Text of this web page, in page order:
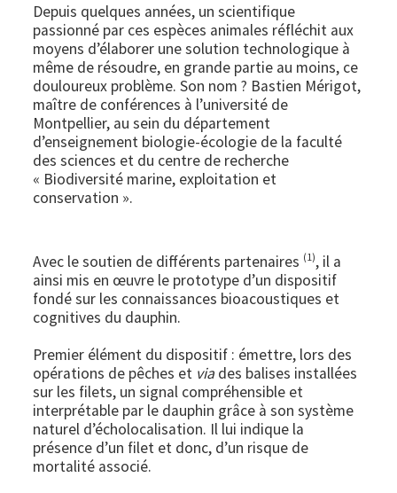
Depuis quelques années, un scientifique
passionné par ces espèces animales réfléchit aux
moyens d’élaborer une solution technologique à
même de résoudre, en grande partie au moins, ce
douloureux problème. Son nom ? Bastien Mérigot,
maître de conférences à l’université de
Montpellier, au sein du département
d’enseignement biologie-écologie de la faculté
des sciences et du centre de recherche
« Biodiversité marine, exploitation et
conservation ».
Avec le soutien de différents partenaires (1), il a
ainsi mis en œuvre le prototype d’un dispositif
fondé sur les connaissances bioacoustiques et
cognitives du dauphin.
Premier élément du dispositif : émettre, lors des
opérations de pêches et via des balises installées
sur les filets, un signal compréhensible et
interprétable par le dauphin grâce à son système
naturel d’écholocalisation. Il lui indique la
présence d’un filet et donc, d’un risque de
mortalité associé.